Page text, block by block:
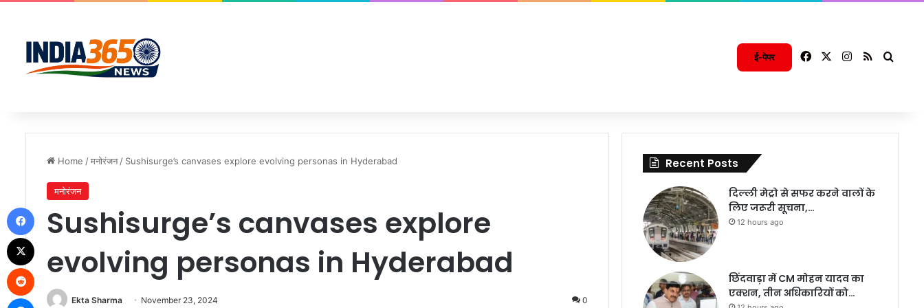
ई-पेपर FacebookInstagram
RSS
Home /मनोरंजन / Sushisurge’s canvases explore evolving personas in Hyderabad
मनोरंजन
Sushisurge’s canvases explore
evolving personas in Hyderabad
Ekta Sharma November 23, 2024 0
Recent Posts
दिल्ली मेट्रो से सफर करने वालों के
लिए जरूरी सूचना,…
12 hours ago
छिंदवाड़ा में CM मोहन यादव का
एक्शन, तीन अधिकारियों को…
Reddit
Messenger